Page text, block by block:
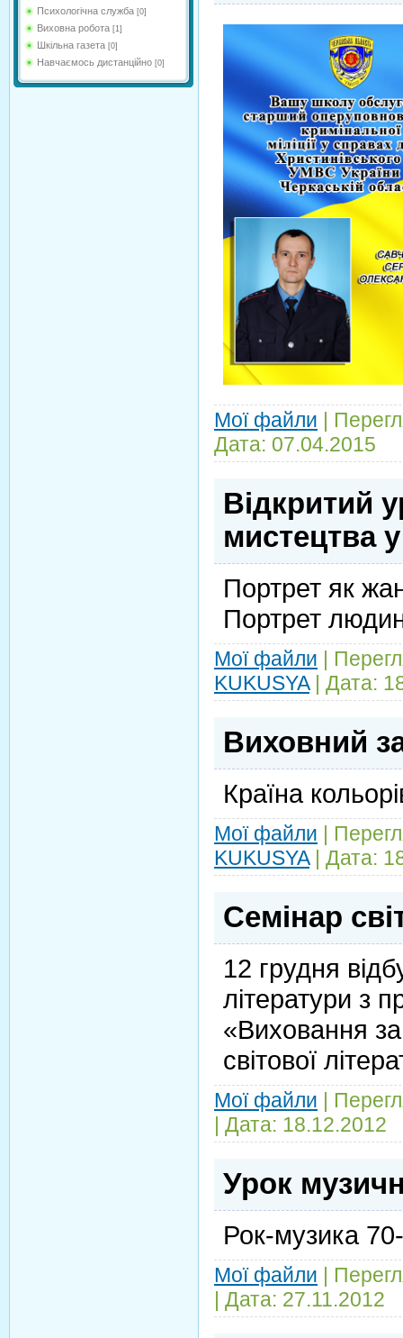
Психологічна служба [0]
Виховна робота [1]
Шкільна газета [0]
Навчаємось дистанційно [0]
Мої файли
Дата: 07.04.2015
Відкритий
мистецтва у
Портрет як
Портрет
Мої файли
KUKUSYA| Дата:
Виховний
Країна
Мої файли
KUKUSYA| Дата:
Семінар
12 грудня
літератури з
«Виховання
світової
Мої файли
Дата: 18.12.2012
Урок
Рок-музика
Мої файли
Дата: 27.11.2012